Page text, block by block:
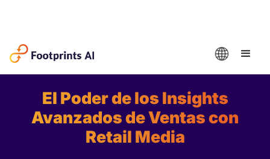
El Poder de los Insights
Avanzados de Ventas con
Retail Media